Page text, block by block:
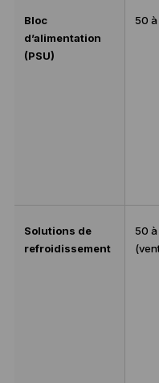
Bloc
d’alimentation
(PSU)
50
Solutions de
refroidissement
50